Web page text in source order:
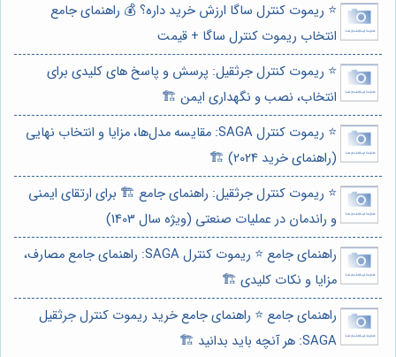
⭐️ ریموت کنترل ساگا ارزش خرید داره؟ 💰 راهنمای جامع
انتخاب ریموت کنترل ساگا + قیمت
⭐️ ریموت کنترل جرثقیل: پرسش و پاسخ های کلیدی برای
انتخاب، نصب و نگهداری ایمن 🏗️
⭐️ ریموت کنترل SAGA: مقایسه مدل‌ها، مزایا و انتخاب نهایی
(راهنمای خرید 2024) 🏗️
⭐️ ریموت کنترل جرثقیل: راهنمای جامع 🏗️ برای ارتقای ایمنی
و راندمان در عملیات صنعتی (ویژه سال 1403)
راهنمای جامع ⭐️ ریموت کنترل SAGA: راهنمای جامع مصارف،
مزایا و نکات کلیدی 🏗️
راهنمای جامع ⭐️ راهنمای جامع خرید ریموت کنترل جرثقیل
SAGA: هر آنچه باید بدانید 🏗️